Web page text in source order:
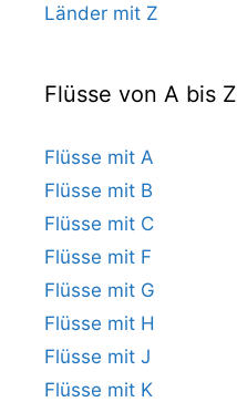
Länder mit Z
Flüsse von A bis Z
Flüsse mit A
Flüsse mit B
Flüsse mit C
Flüsse mit F
Flüsse mit G
Flüsse mit H
Flüsse mit J
Flüsse mit K